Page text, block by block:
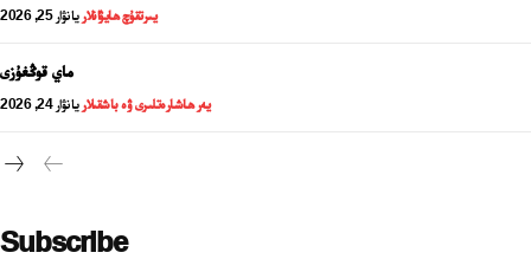
يىرتقۇچ ھايۋانلار يانۋار 25, 2026
ماي قوڭغۇزى
يەر ھاشارەتلىرى ۋە باشقىلار يانۋار 24, 2026
Subscribe